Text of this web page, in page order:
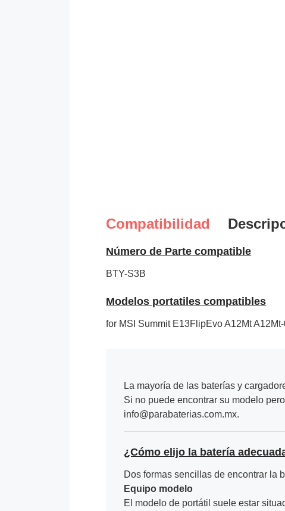
Compatibilidad
Número de Parte compatible
BTY-S3B
Modelos portatiles compatibles
for MSI Summit E13FlipEvo A12Mt
La mayoría de las baterías y
Si no puede encontrar su modelo
info@parabaterias.com.mx.
¿Cómo elijo la batería
Dos formas sencillas de encontrar la
Equipo modelo
El modelo de portátil suele estar